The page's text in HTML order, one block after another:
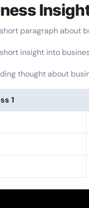
paragraph about
insight into
thought about
1